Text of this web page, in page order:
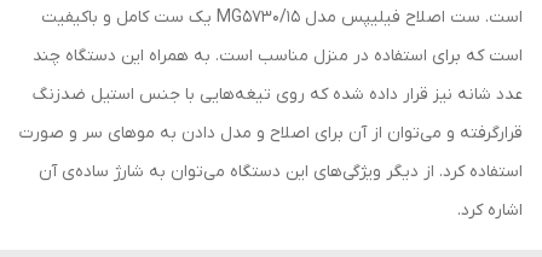
است. ست اصلاح فیلیپس مدل MG5730/15 یک ست کامل و باکیفیت
است که برای استفاده در منزل مناسب است. به همراه این دستگاه چند
عدد شانه نیز قرار داده‌ شده که روی تیغه‌هایی با جنس استیل ضدزنگ
قرارگرفته و می‌توان از آن برای اصلاح و مدل دادن به موهای سر و صورت
استفاده کرد. از دیگر ویژگی‌های این دستگاه می‌توان به شارژ ساده‌ی آن
اشاره کرد.